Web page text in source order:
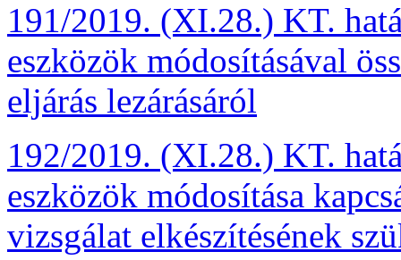
191/2019. (XI.28.) KT.
eszközök módosításával
eljárás lezárásáról
192/2019. (XI.28.) KT.
eszközök módosítása
vizsgálat elkészítésének